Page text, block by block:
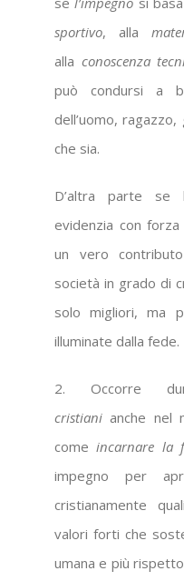
sportivo, alla
alla conoscenza
può condursi a
dell’uomo,
che sia.
D’altra parte se
evidenzia con
un vero
società in grado di
solo migliori, ma
illuminate dalla fede.
2. Occorre
cristiani anche nel
comeincarnare la
impegno per
cristianamente
valori forti che
umana e più